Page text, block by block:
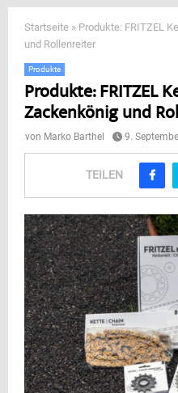
MENU
Startseite » Produkte: FRITZEL
und Rollenreiter
Produkte
Produkte: FRITZEL
Zackenkönig und
von Marko Barthel 9.
TEILEN